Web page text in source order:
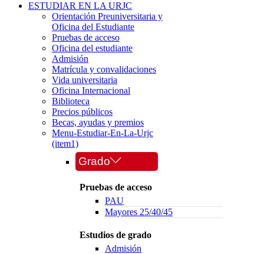
ESTUDIAR EN LA URJC
Orientación Preuniversitaria y
Oficina del Estudiante
Pruebas de acceso
Oficina del estudiante
Admisión
Matrícula y convalidaciones
Vida universitaria
Oficina Internacional
Biblioteca
Precios públicos
Becas, ayudas y premios
Menu-Estudiar-En-La-Urjc
(item1)
Grado
Pruebas de acceso
PAU
Mayores 25/40/45
Estudios de grado
Admisión